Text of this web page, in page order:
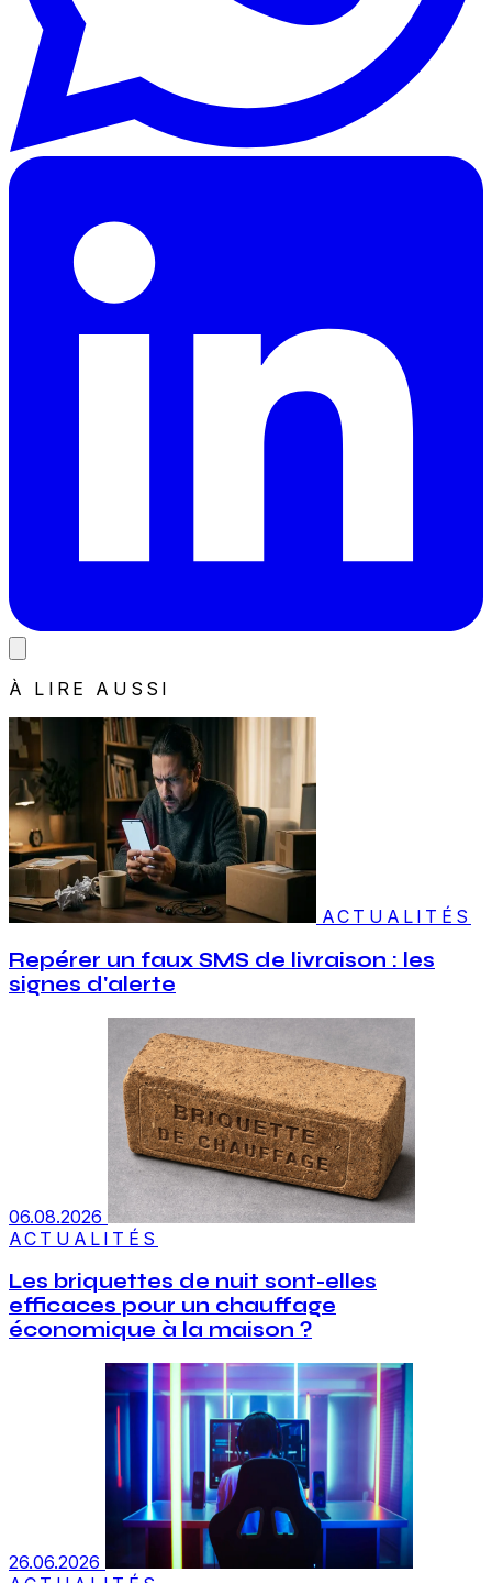
À LIRE AUSSI
ACTUALITÉS
Repérer un faux SMS de livraison : les
signes d'alerte
06.08.2026
ACTUALITÉS
Les briquettes de nuit sont-elles
efficaces pour un chauffage
économique à la maison ?
26.06.2026